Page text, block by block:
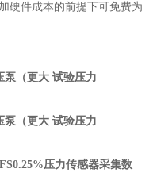
硬件成本的前提下可免费为
泵（更大 试验压力
泵（更大 试验压力
压力传感器采集数